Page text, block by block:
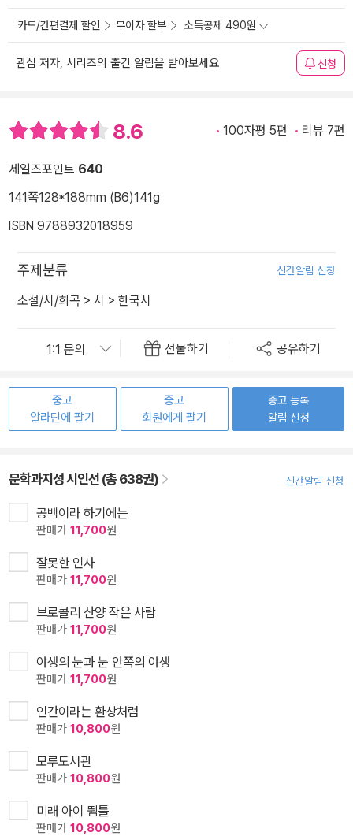
카드/간편결제 할인 무이자 할부 소득공제 490원
관심 저자, 시리즈의 출간 알림을 받아보세요 신청
8.6 100자평 5편 리뷰 7편
세일즈포인트 640
141쪽128*188mm (B6)141g
ISBN 9788932018959
주제분류 신간알림 신청
소설/시/희곡 > 시 > 한국시
선물하기 공유하기
중고
알라딘에 팔기
중고
회원에게 팔기
중고 등록
알림 신청
문학과지성 시인선 (총 638권) 신간알림 신청
공백이라 하기에는
판매가 11,700원
잘못한 인사
판매가 11,700원
브로콜리 산양 작은 사람
판매가 11,700원
야생의 눈과 눈 안쪽의 야생
판매가 11,700원
인간이라는 환상처럼
판매가 10,800원
모루도서관
판매가 10,800원
미래 아이 뜀틀
판매가 10,800원